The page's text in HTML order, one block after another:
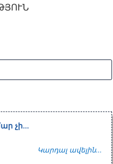
չի…
Կարդալ ավելին...